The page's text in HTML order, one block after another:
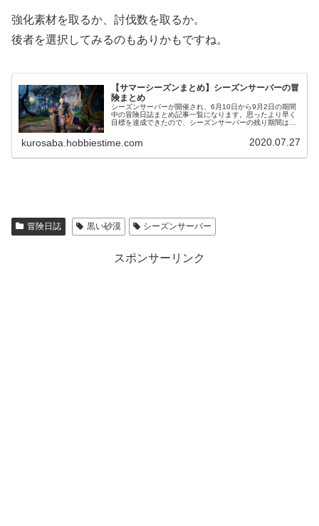
強化素材を取るか、討伐数を取るか。
後者を選択してみるのもありかもですね。
【サマーシーズンまとめ】シーズンサーバーの冒
険まとめ
シーズンサーバーが開催され、6月10日から9月2日の期間
中の冒険日誌まとめ記事一覧になります。思ったより早く
目標を達成できたので、シーズンサーバーの残り期間はの
kurosaba.hobbiestime.com 2020.07.27
冒険日誌 黒い砂漠 シーズンサーバー
スポンサーリンク